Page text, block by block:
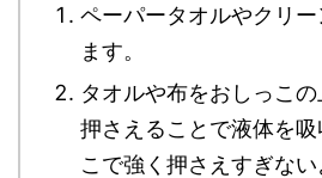
ペーパータオルやクリ
ます。
タオルや布をおしっこの
押さえることで液体を吸
こで強く押さえすぎな